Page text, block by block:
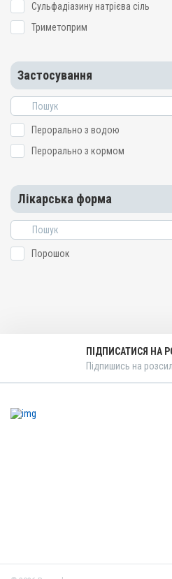
Сульфадіазину натрієва сіль
Триметоприм
Застосування
Перорально з водою
Перорально з кормом
Лікарська форма
Порошок
ПІДПИСАТИСЯ НА
Підпишись на